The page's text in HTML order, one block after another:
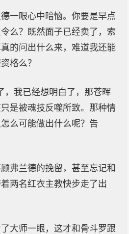
一眼心中暗恼。你要是早点
么？既然面子已经卖了，索
的问出什么来，难道我还能
格么？
，我已经想明白了，那苍晖
是被魂技反噬所致。那种情
么可能做出什么呢？告
弗兰德的挽留，甚至忘记和
两名红衣主教快步走了出
大师一眼，这才和骨斗罗跟